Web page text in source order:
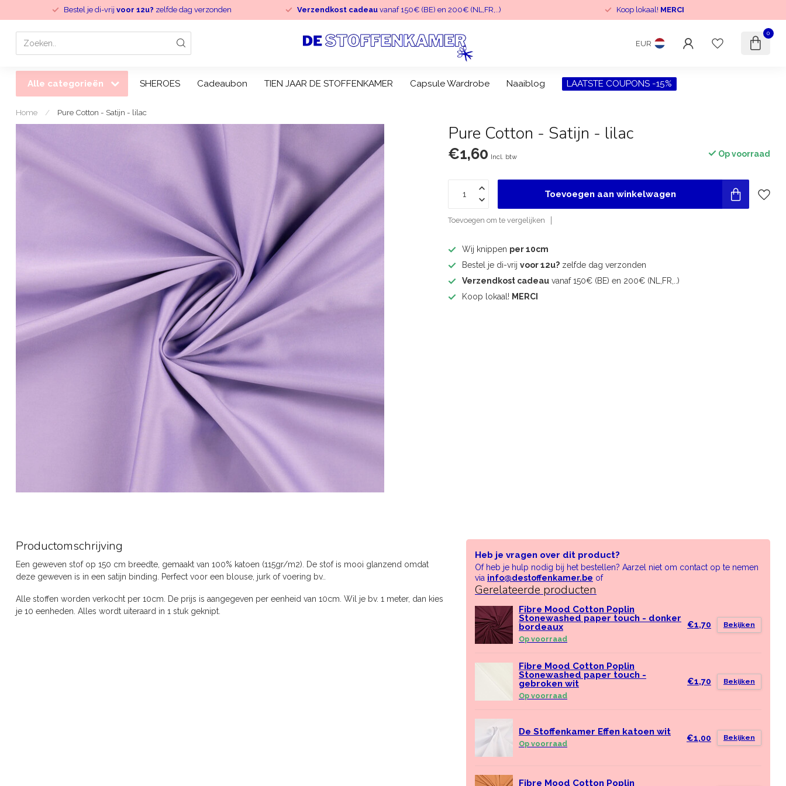
Bestel je di-vrij voor 12u? zelfde dag verzonden Verzendkost cadeauvanaf 150€ (BE) en 200€ (NL,FR,..) Koop lokaal! MERCI
EUR
0
Alle categorieën SHEROES Cadeaubon TIEN JAAR DE STOFFENKAMER Capsule Wardrobe Naaiblog LAATSTE COUPONS -15%
Home / Pure Cotton - Satijn - lilac
Pure Cotton - Satijn - lilac
€1,60 Incl. btw Op voorraad
Toevoegen aan winkelwagen
Toevoegen om te vergelijken
Wij knippen per 10cm
Bestel je di-vrijvoor 12u? zelfde dag verzonden
Verzendkost cadeau vanaf 150€ (BE) en 200€ (NL,FR,..)
Koop lokaal! MERCI
Productomschrijving
Een geweven stof op 150 cm breedte, gemaakt van 100% katoen (115gr/m2). De stof is mooi glanzend omdat
deze geweven is in een satijn binding. Perfect voor een blouse, jurk of voering bv..
Alle stoffen worden verkocht per 10cm. De prijs is aangegeven per eenheid van 10cm. Wil je bv. 1 meter, dan kies
je 10 eenheden. Alles wordt uiteraard in 1 stuk geknipt.
Heb je vragen over dit product?
Of heb je hulp nodig bij het bestellen? Aarzel niet om contact op te nemen
via info@destoffenkamer.be of
Gerelateerde producten
Fibre Mood Cotton Poplin
Stonewashed paper touch - donker
bordeaux
Op voorraad
€1,70 Bekijken
Fibre Mood Cotton Poplin
Stonewashed paper touch -
gebroken wit
Op voorraad
€1,70 Bekijken
De Stoffenkamer Effen katoen wit
Op voorraad
€1,00 Bekijken
Fibre Mood Cotton Poplin